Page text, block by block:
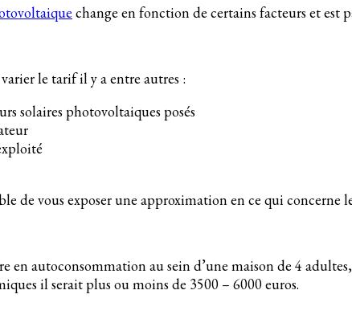
change en fonction de certains facteurs et est
le tarif il y a entre autres :
solaires photovoltaiques posés
de vous exposer une approximation en ce qui concerne
en autoconsommation au sein d’une maison de 4
il serait plus ou moins de 3500 – 6000 euros.